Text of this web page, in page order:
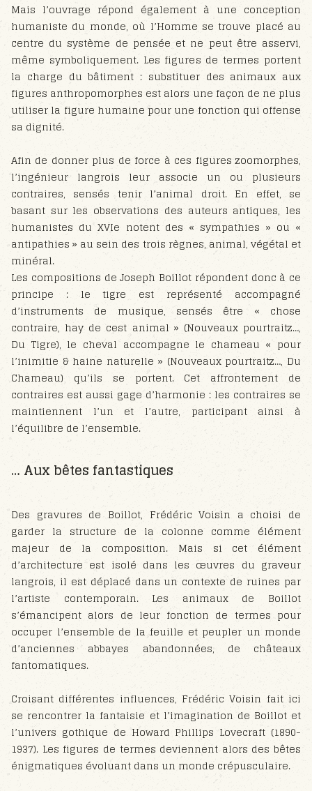
Mais l’ouvrage répond également à une conception
humaniste du monde, où l’Homme se trouve placé au
centre du système de pensée et ne peut être asservi,
même symboliquement. Les figures de termes portent
la charge du bâtiment : substituer des animaux aux
figures anthropomorphes est alors une façon de ne plus
utiliser la figure humaine pour une fonction qui offense
sa dignité.
Afin de donner plus de force à ces figures zoomorphes,
l’ingénieur langrois leur associe un ou plusieurs
contraires, sensés tenir l’animal droit. En effet, se
basant sur les observations des auteurs antiques, les
humanistes du XVIe notent des « sympathies » ou «
antipathies » au sein des trois règnes, animal, végétal et
minéral.
Les compositions de Joseph Boillot répondent donc à ce
principe : le tigre est représenté accompagné
d’instruments de musique, sensés être « chose
contraire, hay de cest animal » (Nouveaux pourtraitz…,
Du Tigre), le cheval accompagne le chameau « pour
l’inimitie & haine naturelle » (Nouveaux pourtraitz…, Du
Chameau) qu’ils se portent. Cet affrontement de
contraires est aussi gage d’harmonie : les contraires se
maintiennent l’un et l’autre, participant ainsi à
l’équilibre de l’ensemble.
… Aux bêtes fantastiques
Des gravures de Boillot, Frédéric Voisin a choisi de
garder la structure de la colonne comme élément
majeur de la composition. Mais si cet élément
d’architecture est isolé dans les œuvres du graveur
langrois, il est déplacé dans un contexte de ruines par
l’artiste contemporain. Les animaux de Boillot
s’émancipent alors de leur fonction de termes pour
occuper l’ensemble de la feuille et peupler un monde
d’anciennes abbayes abandonnées, de châteaux
fantomatiques.
Croisant différentes influences, Frédéric Voisin fait ici
se rencontrer la fantaisie et l’imagination de Boillot et
l’univers gothique de Howard Phillips Lovecraft (1890-
1937). Les figures de termes deviennent alors des bêtes
énigmatiques évoluant dans un monde crépusculaire.